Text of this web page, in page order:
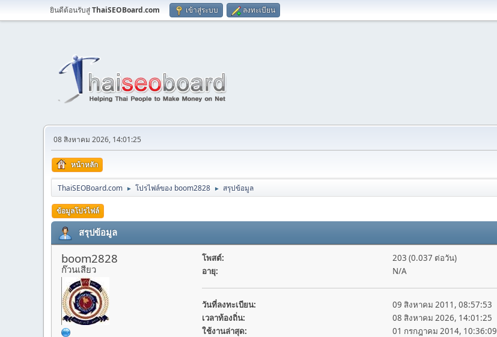
ยินดีต้อนรับสู่ThaiSEOBoard.com เข้าสู่ระบบ ลงทะเบียน
08 สิงหาคม 2026, 14:01:25
หน้าหลัก
ThaiSEOBoard.com ► โปรไฟล์ของ boom2828 ► สรุปข้อมูล
ข้อมูลโปรไฟล์
สรุปข้อมูล
boom2828
ก๊วนเสียว
โพสต์:
203 (0.037 ต่อวัน)
อายุ:
N/A
วันที่ลงทะเบียน:
09 สิงหาคม 2011, 08:57:53
เวลาท้องถิ่น:
08 สิงหาคม 2026, 14:01:25
ใช้งานล่าสุด:
01 กรกฎาคม 2014, 10:36:09